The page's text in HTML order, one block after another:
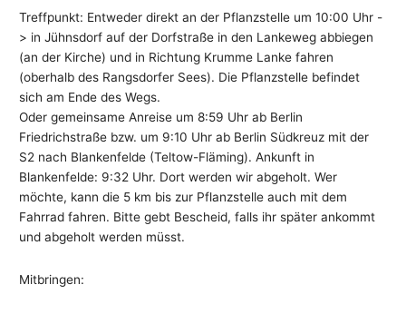
Treffpunkt: Entweder direkt an der Pflanzstelle um 10:00 Uhr -
> in Jühnsdorf auf der Dorfstraße in den Lankeweg abbiegen
(an der Kirche) und in Richtung Krumme Lanke fahren
(oberhalb des Rangsdorfer Sees). Die Pflanzstelle befindet
sich am Ende des Wegs.
Oder gemeinsame Anreise um 8:59 Uhr ab Berlin
Friedrichstraße bzw. um 9:10 Uhr ab Berlin Südkreuz mit der
S2 nach Blankenfelde (Teltow-Fläming). Ankunft in
Blankenfelde: 9:32 Uhr. Dort werden wir abgeholt. Wer
möchte, kann die 5 km bis zur Pflanzstelle auch mit dem
Fahrrad fahren. Bitte gebt Bescheid, falls ihr später ankommt
und abgeholt werden müsst.
Mitbringen: